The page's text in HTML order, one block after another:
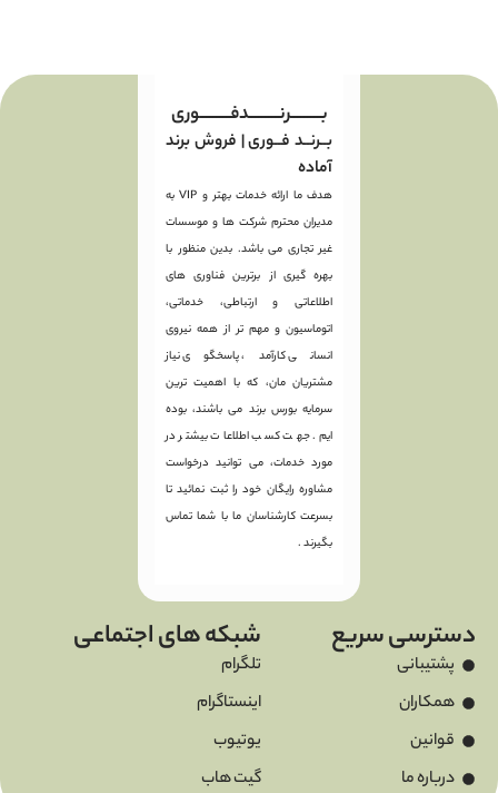
بـــــــــرنـــــــــدفـــــــــوری
بــرنــد فــوری | فروش برند
آماده
هدف ما ارائه خدمات بهتر و VIP به
مدیران محترم شرکت ها و موسسات
غیر تجاری می باشد. بدین منظور با
بهره گیری از برترین فناوری های
اطلاعاتی و ارتباطی، خدماتی،
اتوماسیون و مهم تر از همه نیروی
انسانی کارآمد، پاسخگوی نیاز
مشتریان مان، که با اهمیت ترین
سرمایه بورس برند می باشند، بوده
ایم. جهت کسب اطلاعات بیشتر در
مورد خدمات، می توانید درخواست
مشاوره رایگان خود را ثبت نمائید تا
بسرعت کارشناسان ما با شما تماس
بگیرند .
دسترسی سریع
پشتیبانی
همکاران
قوانین
درباره ما
شبکه های اجتماعی
تلگرام
اینستاگرام
یوتیوب
گیت هاب